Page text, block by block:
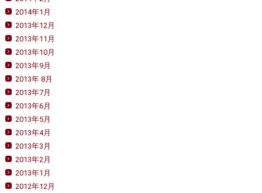
2014年1月
2013年12月
2013年11月
2013年10月
2013年9月
2013年 8月
2013年7月
2013年6月
2013年5月
2013年4月
2013年3月
2013年2月
2013年1月
2012年12月